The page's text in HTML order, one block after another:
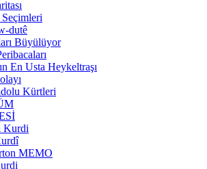
dutê
Büyülüyor
En Usta Heykeltraşı
Kürtleri
Kurdi
MEMO